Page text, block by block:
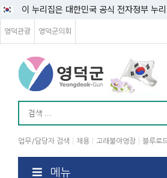
이 누리집은 대한민국 공식 전자정부 누
영덕관광 영덕군의회
업무/담당자 검색 채용 고래불야영장 블루로
메뉴